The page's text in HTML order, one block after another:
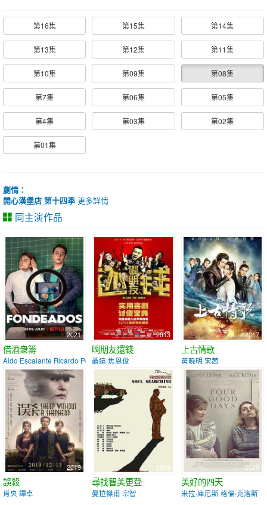
第16集 第15集 第14集
第13集 第12集 第11集
第10集 第09集 第08集
第7集 第06集 第05集
第4集 第03集 第02集
第01集
劇情：
開心漢堡店 第十四季 更多詳情
同主演作品
2021
借酒衆籌
Aldo Escalante Ricardo Polanco
2013
啊朋友還錢
聶遠 焦恩俊
2017
上古情歌
黃曉明 宋茜
2019
誤殺
肖央 譚卓
2009
尋找智美更登
曼拉傑甫 宗智
2020
美好的四天
米拉·庫尼斯 格倫·克洛斯